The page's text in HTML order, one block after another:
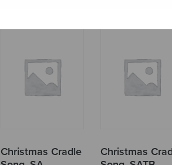
Christmas Cradle
Christmas